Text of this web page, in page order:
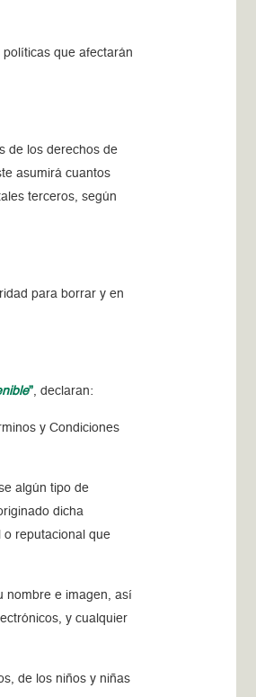
que afectarán
de los derechos de
asumirá cuantos
terceros, según
para borrar y en
” , declaran:
y Condiciones
algún tipo de
dicha
o reputacional que
nombre e imagen, así
y cualquier
de los niños y niñas